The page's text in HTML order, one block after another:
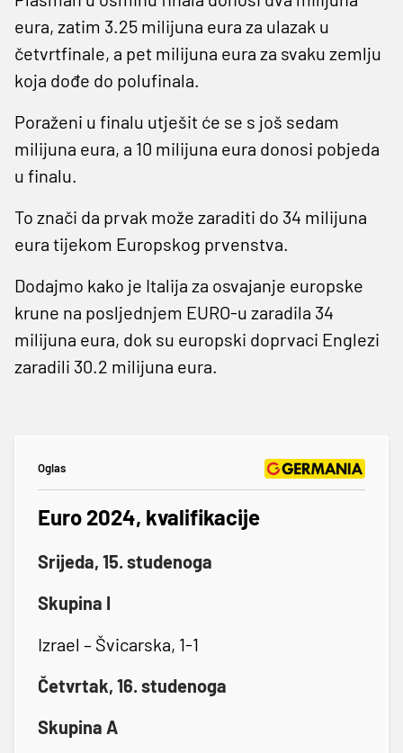
eura, zatim 3.25 milijuna eura za ulazak u
četvrtfinale, a pet milijuna eura za svaku zemlju
koja dođe do polufinala.
Poraženi u finalu utješit će se s još sedam
milijuna eura, a 10 milijuna eura donosi pobjeda
u finalu.
To znači da prvak može zaraditi do 34 milijuna
eura tijekom Europskog prvenstva.
Dodajmo kako je Italija za osvajanje europske
krune na posljednjem EURO-u zaradila 34
milijuna eura, dok su europski doprvaci Englezi
zaradili 30.2 milijuna eura.
Oglas
Euro 2024, kvalifikacije
Srijeda, 15. studenoga
Skupina I
Izrael – Švicarska, 1-1
Četvrtak, 16. studenoga
Skupina A